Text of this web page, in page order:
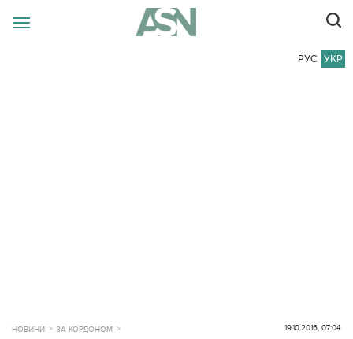
РУС УКР
НОВИНИ ЗА КОРДОНОМ 19.10.2016, 07:04